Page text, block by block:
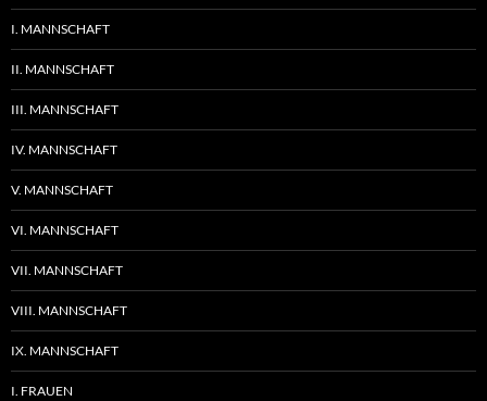
I. MANNSCHAFT
II. MANNSCHAFT
III. MANNSCHAFT
IV. MANNSCHAFT
V. MANNSCHAFT
VI. MANNSCHAFT
VII. MANNSCHAFT
VIII. MANNSCHAFT
IX. MANNSCHAFT
I. FRAUEN